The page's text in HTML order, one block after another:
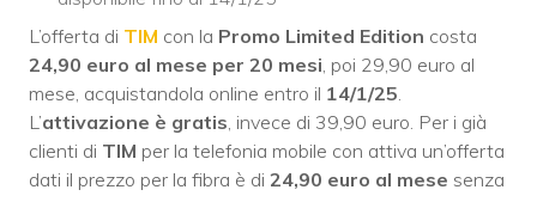
L’offerta di TIM con la Promo Limited Edition costa
24,90 euro al mese per 20 mesi , poi 29,90 euro al
mese, acquistandola online entro il 14/1/25
L’attivazione è gratis , invece di 39,90 euro. Per i già
clienti di TIM per la telefonia mobile con attiva un’offerta
dati il prezzo per la fibra è di 24,90 euro al mese senza